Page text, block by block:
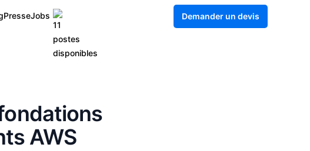
PresseJobs Demander un devis
AWS